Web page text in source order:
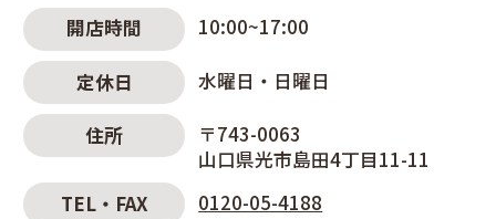
開店時間 10:00~17:00
定休日 水曜日・日曜日
住所
〒743-0063
山口県光市島田4丁目11-11
TEL・FAX
0120-05-4188